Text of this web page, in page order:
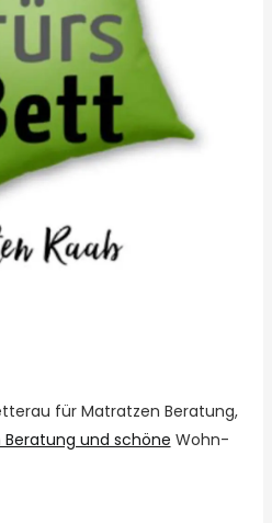
für Matratzen Beratung,
Beratung und schöne Wohn-